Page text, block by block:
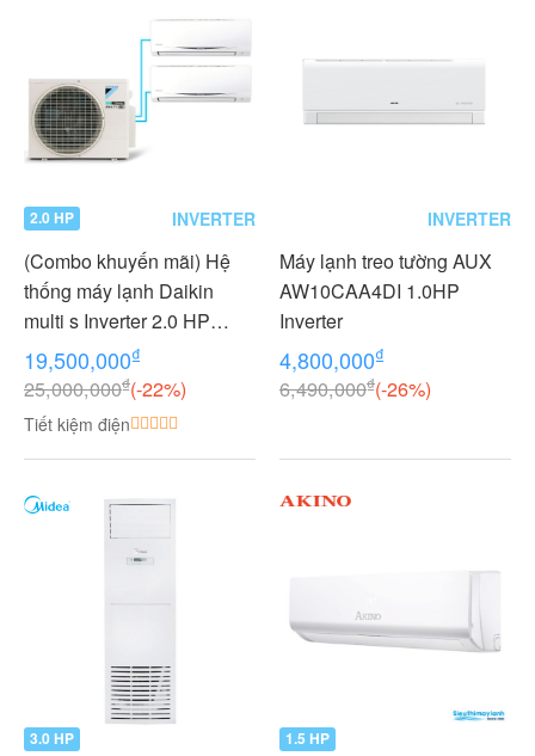
2.0 HP INVERTER
(Combo khuyến mãi) Hệ
thống máy lạnh Daikin
multi s Inverter 2.0 HP
(2HP Ngựa) - 1 dàn nóng 2
dàn lạnh (1.0 + 1.0 HP (1
Ngựa) MKC50RVMV-
CTKC25RVMV+CTKC25R
19,500,000₫
25,000,000₫(-22%)
Tiết kiệm điện
INVERTER
Máy lạnh treo tường AUX
AW10CAA4DI 1.0HP
Inverter
4,800,000₫
6,490,000₫(-26%)
3.0 HP 1.5 HP